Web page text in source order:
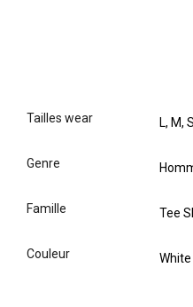
tailles wear L, M,
genre
famille Tee
couleur White